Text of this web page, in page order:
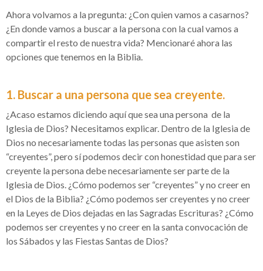
Ahora volvamos a la pregunta: ¿Con quien vamos a casarnos?
¿En donde vamos a buscar a la persona con la cual vamos a
compartir el resto de nuestra vida? Mencionaré ahora las
opciones que tenemos en la Biblia.
1. Buscar a una persona que sea creyente.
¿Acaso estamos diciendo aquí que sea una persona de la
Iglesia de Dios? Necesitamos explicar. Dentro de la Iglesia de
Dios no necesariamente todas las personas que asisten son
“creyentes”, pero sí podemos decir con honestidad que para ser
creyente la persona debe necesariamente ser parte de la
Iglesia de Dios. ¿Cómo podemos ser “creyentes” y no creer en
el Dios de la Biblia? ¿Cómo podemos ser creyentes y no creer
en la Leyes de Dios dejadas en las Sagradas Escrituras? ¿Cómo
podemos ser creyentes y no creer en la santa convocación de
los Sábados y las Fiestas Santas de Dios?